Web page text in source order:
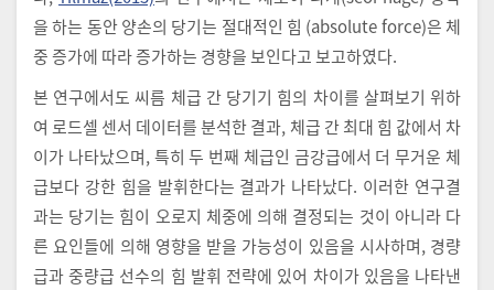
을 하는 동안 양손의 당기는 절대적인 힘 (absolute force)은 체
중 증가에 따라 증가하는 경향을 보인다고 보고하였다.
본 연구에서도 씨름 체급 간 당기기 힘의 차이를 살펴보기 위하
여 로드셀 센서 데이터를 분석한 결과, 체급 간 최대 힘 값에서 차
이가 나타났으며, 특히 두 번째 체급인 금강급에서 더 무거운 체
급보다 강한 힘을 발휘한다는 결과가 나타났다. 이러한 연구결
과는 당기는 힘이 오로지 체중에 의해 결정되는 것이 아니라 다
른 요인들에 의해 영향을 받을 가능성이 있음을 시사하며, 경량
급과 중량급 선수의 힘 발휘 전략에 있어 차이가 있음을 나타낸